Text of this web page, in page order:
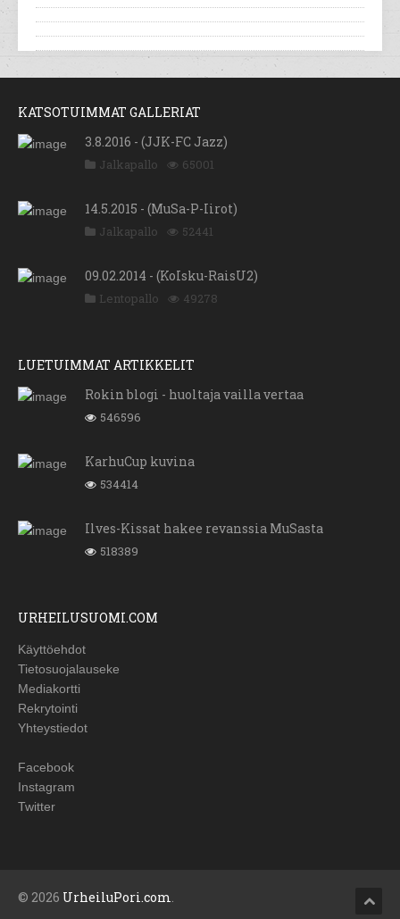
KATSOTUIMMAT GALLERIAT
3.8.2016 - (JJK-FC Jazz)
Jalkapallo 65001
14.5.2015 - (MuSa-P-Iirot)
Jalkapallo 52441
09.02.2014 - (KoIsku-RaisU2)
Lentopallo 49278
LUETUIMMAT ARTIKKELIT
Rokin blogi - huoltaja vailla vertaa
546596
KarhuCup kuvina
534414
Ilves-Kissat hakee revanssia MuSasta
518389
URHEILUSUOMI.COM
Käyttöehdot
Tietosuojalauseke
Mediakortti
Rekrytointi
Yhteystiedot
Facebook
Instagram
Twitter
© 2026 UrheiluPori.com.